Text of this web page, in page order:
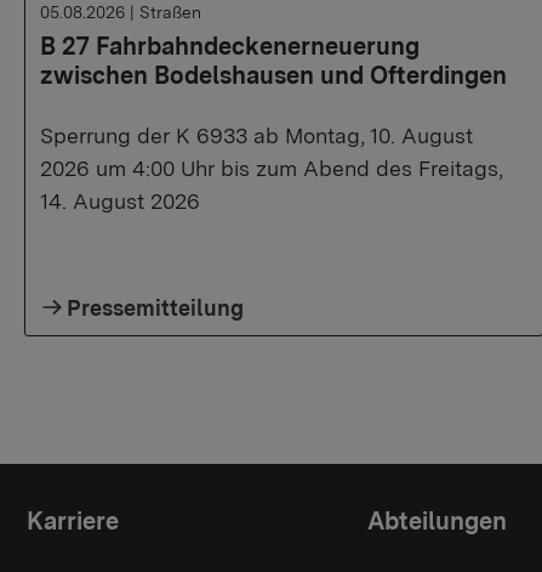
B 27 Fahrbahndeckenerneuerung
zwischen Bodelshausen und Ofterdingen
05.08.2026 | Straßen
Sperrung der K 6933 ab Montag, 10. August
2026 um 4:00 Uhr bis zum Abend des Freitags,
14. August 2026
Pressemitteilung
Themenübersicht
Karriere Abteilungen